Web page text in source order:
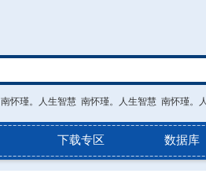
南怀瑾。人生智慧 南怀瑾。人生智慧 南怀瑾。人
下载专区 数据库